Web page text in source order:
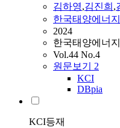
김하영,김진희 ,
한국태양에너
2024
한국태양에너
Vol.44 No.4
원문보기 2
KCI
DBpia
KCI등재